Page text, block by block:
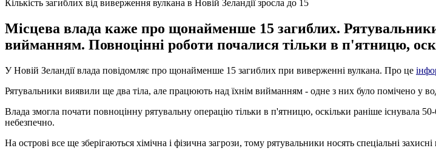
Кількість загиблих від виверження вулкана в Новій Зеландії зросла до 15
Місцева влада каже про щонайменше 15 загиблих.
вийманням. Повноцінні роботи почалися тільки в п'ятницю,
У Новій Зеландії влада повідомляє про щонайменше 15 загиблих при виверженні вулкана. Про це
Рятувальники виявили ще два тіла, але працюють над їхнім вийманням - одне з них було помічено у
Влада змогла почати повноцінну рятувальну операцію тільки в п'ятницю, оскільки раніше існувала
небезпечно.
На острові все ще зберігаються хімічна і фізична загрози, тому рятувальники носять спеціальні